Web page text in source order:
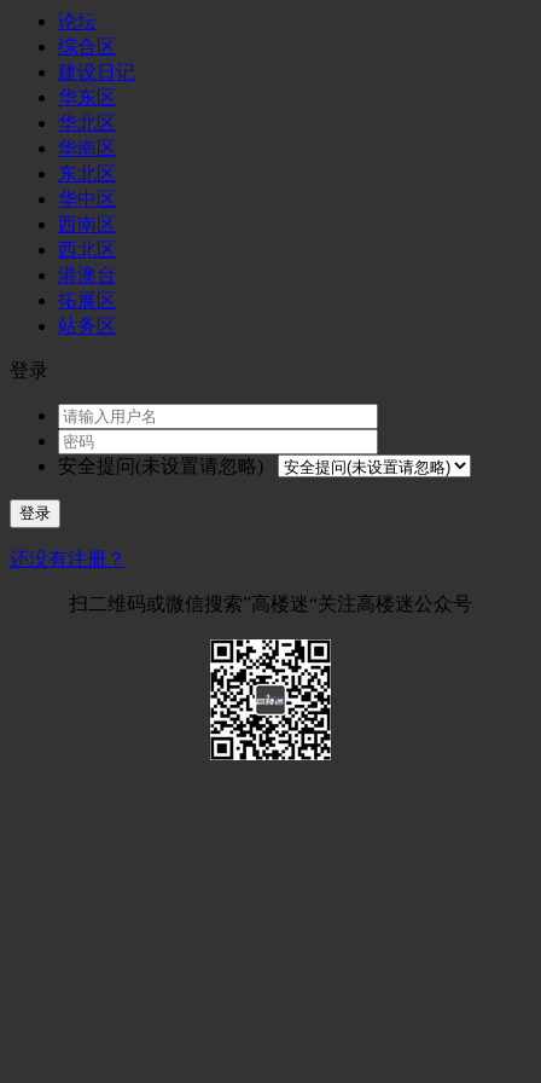
论坛
综合区
建设日记
华东区
华北区
华南区
东北区
华中区
西南区
西北区
港澳台
拓展区
站务区
登录
安全提问(未设置请忽略)
登录
还没有注册？
扫二维码或微信搜索”高楼迷“关注高楼迷公众号